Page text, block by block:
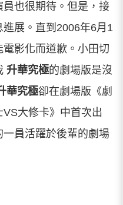
也很期待。但是，接
進展。直到2006年6月1
影化而道歉。小田切
升華究極的劇場版是沒
華究極卻在劇場版《劇
大修卡》中首次出
員活躍於後輩的劇場